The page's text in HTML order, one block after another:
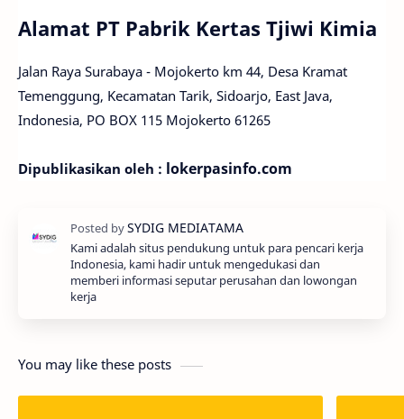
Alamat PT Pabrik Kertas Tjiwi Kimia
Jalan Raya Surabaya - Mojokerto km 44, Desa Kramat
Temenggung, Kecamatan Tarik, Sidoarjo, East Java,
Indonesia, PO BOX 115 Mojokerto 61265
Dipublikasikan oleh : lokerpasinfo.com
Kami adalah situs pendukung untuk para pencari kerja
Indonesia, kami hadir untuk mengedukasi dan
memberi informasi seputar perusahan dan lowongan
kerja
You may like these posts